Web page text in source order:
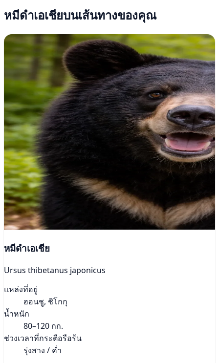
หมีดำเอเชียบนเส้นทางของคุณ
หมีดำเอเชีย
Ursus thibetanus japonicus
แหล่งที่อยู่
ฮอนชู, ชิโกกุ
น้ำหนัก
80–120 กก.
ช่วงเวลาที่กระตือรือร้น
รุ่งสาง / ค่ำ